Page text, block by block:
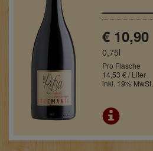
€ 10,90
0,75l
Pro Flasche
14,53 € / Liter
inkl. 19% MwSt.